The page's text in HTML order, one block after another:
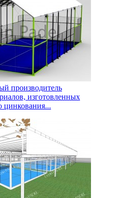
производитель
изготовленных
цинкования...